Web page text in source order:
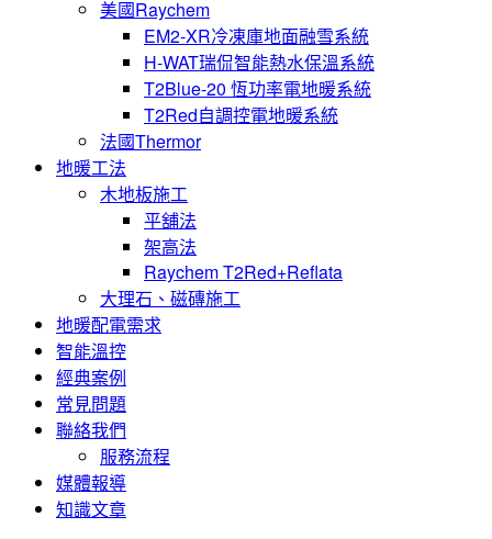
美國Raychem
EM2-XR冷凍庫地面融雪系統
H-WAT瑞侃智能熱水保溫系統
T2Blue-20 恆功率電地暖系統
T2Red自調控電地暖系統
法國Thermor
地暖工法
木地板施工
平舖法
架高法
Raychem T2Red+Reflata
大理石、磁磚施工
地暖配電需求
智能溫控
經典案例
常見問題
聯絡我們
服務流程
媒體報導
知識文章